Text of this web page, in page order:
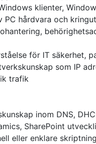
klienter,
PC hårdvara och
för IT säkerhet,
som IP
trafik
inom DNS,
SharePoint
eller enklare skriptning